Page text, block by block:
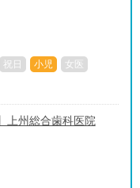
祝日 小児
女医
上州総合歯科医院